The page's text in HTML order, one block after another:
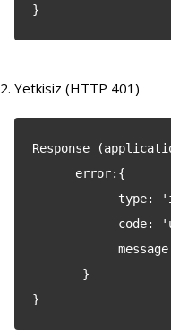
}
Yetkisiz (HTTP 401)
Response
error:{
type: '
code:
message:
}
}